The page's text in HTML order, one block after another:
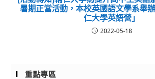
暑期正當活動，本校英國語文學系舉
仁大學英語營」
2022-05-18
重點專區